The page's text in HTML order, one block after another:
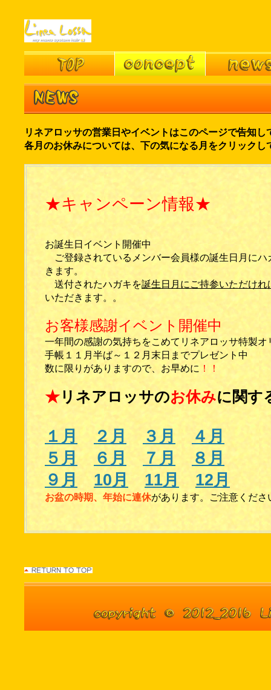
リネアロッサの営業日やイベントはこのページで告知し
各月のお休みについては、下の気になる月をクリックし
★キャンペーン情報★
お誕生日イベント開催中
ご登録されているメンバー会員様の誕生日月にハ
きます。
送付されたハガキを誕生日月にご持参いただけれ
いただきます。。
お客様感謝イベント開催中
一年間の感謝の気持ちをこめてリネアロッサ特製
手帳１１月半ば～１２月末日までプレゼント中
数に限りがありますので、お早めに ！！
★リネアロッサのお休みに関す
１月 ２月 ３月
４月
５月
６月 ７月
８月
９月
10月 11月 12月
お盆の時期、年始に連休があります。ご注意くださ